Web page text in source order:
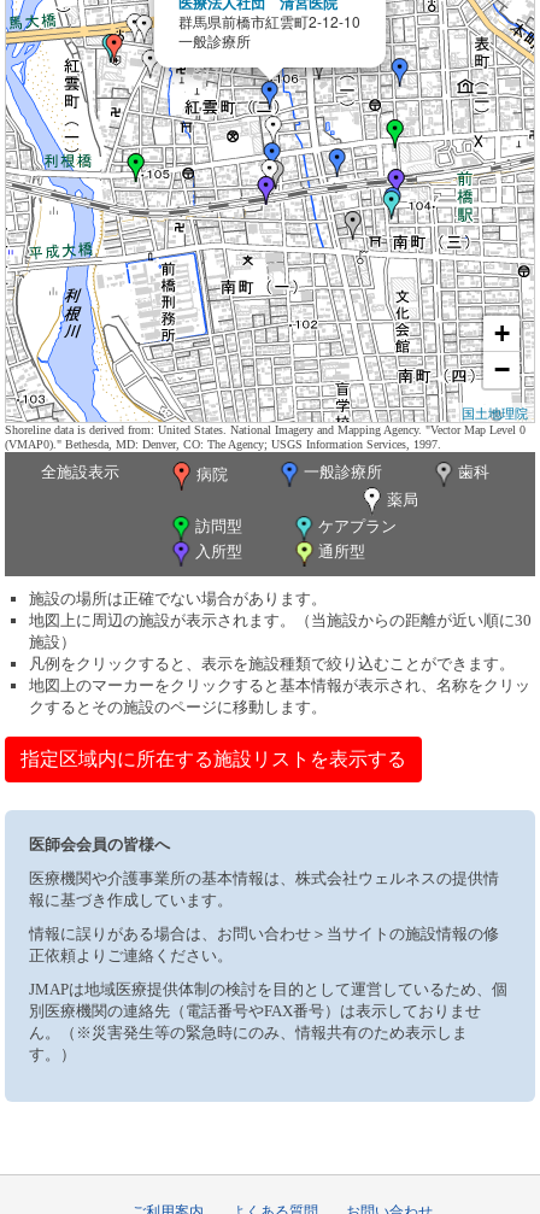
群馬県前橋市紅雲町2-12-10
一般診療所
+
−
国土地理院
Shoreline data is derived from: United States. National Imagery and Mapping Agency. "Vector Map Level 0
(VMAP0)." Bethesda, MD: Denver, CO: The Agency; USGS Information Services, 1997.
全施設表示 病院 一般診療所
歯科
薬局
訪問型
ケアプラン
入所型
通所型
施設の場所は正確でない場合があります。
地図上に周辺の施設が表示されます。（当施設からの距離が近い順に30
施設）
凡例をクリックすると、表示を施設種類で絞り込むことができます。
地図上のマーカーをクリックすると基本情報が表示され、名称をクリッ
クするとその施設のページに移動します。
指定区域内に所在する施設リストを表示する
医師会会員の皆様へ
医療機関や介護事業所の基本情報は、株式会社ウェルネスの提供情
報に基づき作成しています。
情報に誤りがある場合は、お問い合わせ＞当サイトの施設情報の修
正依頼よりご連絡ください。
JMAPは地域医療提供体制の検討を目的として運営しているため、個
別医療機関の連絡先（電話番号やFAX番号）は表示しておりませ
ん。（※災害発生等の緊急時にのみ、情報共有のため表示しま
す。）